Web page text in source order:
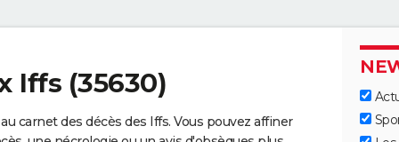
Iffs (35630)
carnet des décès des Iffs. Vous pouvez affiner